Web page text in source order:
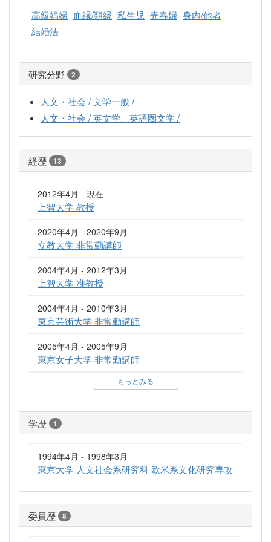
高級娼婦 血縁/類縁 私生児 売春婦 身内/他者
結婚法
研究分野 2
人文・社会 / 文学一般 /
人文・社会 / 英文学、英語圏文学 /
経歴 13
2012年4月 - 現在
上智大学 教授
2020年4月 - 2020年9月
立教大学 非常勤講師
2004年4月 - 2012年3月
上智大学 准教授
2004年4月 - 2010年3月
東京芸術大学 非常勤講師
2005年4月 - 2005年9月
東京女子大学 非常勤講師
もっとみる
学歴 1
1994年4月 - 1998年3月
東京大学 人文社会系研究科 欧米系文化研究専攻
委員歴 8